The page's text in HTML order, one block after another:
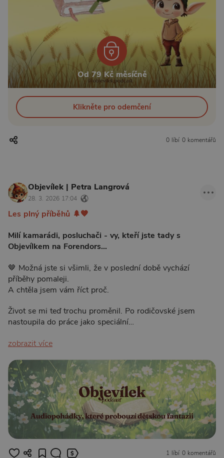
Od 79 Kč měsíčně
Klikněte pro odemčení
0 líbí 0 komentářů
Objevílek | Petra Langrová
28. 3. 2026 17:04
Les plný příběhů 🌲🤎
Milí kamarádi, posluchači - vy, kteří jste tady s
Objevílkem na Forendors…
🤎 Možná jste si všimli, že v poslední době vychází
příběhy pomaleji.
A chtěla jsem vám říct proč.
Život se mi teď trochu proměnil. Po rodičovské jsem
nastoupila do práce jako speciální…
zobrazit více
1 líbí 0 komentářů